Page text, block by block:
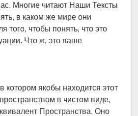
Многие читают Наши Тексты
в каком же мире они
того, чтобы понять, что это
Что ж, это ваше
котором якобы находится этот
в чистом виде,
Пространства. Оно